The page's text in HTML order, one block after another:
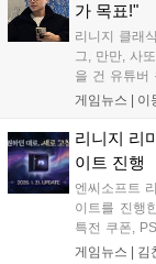
가 목표!"
리니지 클래
그, 만만, 사
을 건 유튜버
오로 첫 성주
게임뉴스 | 이
리니지 리
이트 진행
엔씨소프트
이트를 진행
특전 쿠폰,
4일에는 두
게임뉴스 | 김